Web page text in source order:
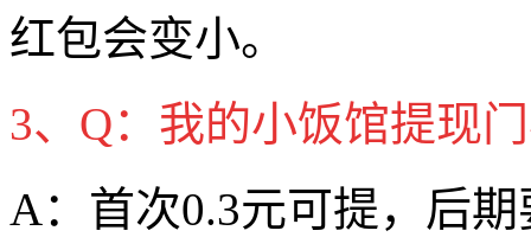
红包会变小。
3、Q：我的小饭馆提现
A：首次0.3元可提，后